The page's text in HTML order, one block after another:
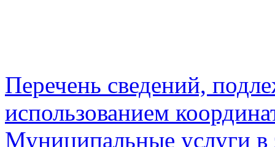
Перечень сведений,
использованием
Муниципальные услуги в